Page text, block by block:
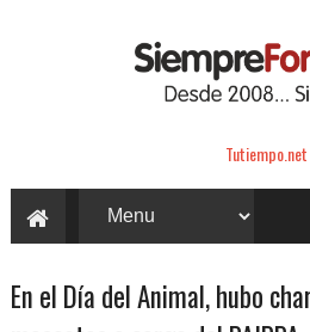
Tutiempo.net
En el Día del Animal, hubo